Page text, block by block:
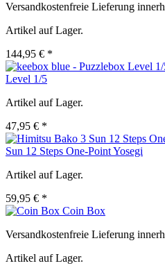
Versandkostenfreie Lieferung
Artikel auf Lager.
144,95 € *
Level 1/5
Artikel auf Lager.
47,95 € *
Sun 12 Steps One-Point Yosegi
Artikel auf Lager.
59,95 € *
Coin Box
Versandkostenfreie Lieferung
Artikel auf Lager.